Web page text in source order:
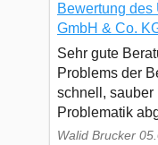
Bewertung des
GmbH & Co.
Sehr gute
Problems der
schnell, sauber
Problematik
Walid Brucker